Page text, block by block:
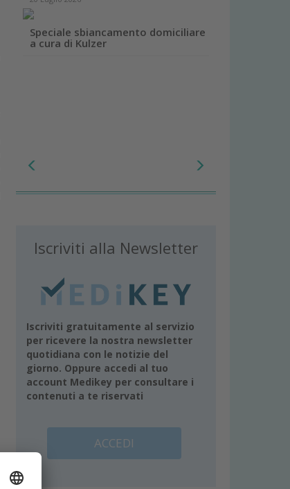
Speciale sbiancamento domiciliare
a cura di Kulzer
Iscriviti alla Newsletter
Iscriviti gratuitamente al servizio
per ricevere la nostra newsletter
quotidiana con le notizie del
giorno. Oppure accedi al tuo
account Medikey per consultare i
contenuti a te riservati
ACCEDI